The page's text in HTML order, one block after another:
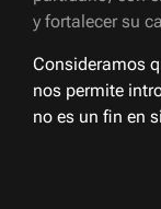
y fortalecer su
Consideramos
nos permite
no es un fin en